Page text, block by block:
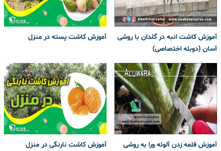
آموزش کاشت انبه در گلدان با روشی
آسان (دوبله اختصاصی)
آموزش کاشت پسته در منزل
آموزش قلمه زدن آلوئه ورا به روشی
آموزش کاشت نارنگی در منزل